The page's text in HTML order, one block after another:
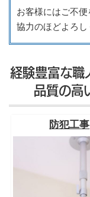
お客様にはご不
協力のほどよろし
経験豊富な職
品質の高
防犯工事